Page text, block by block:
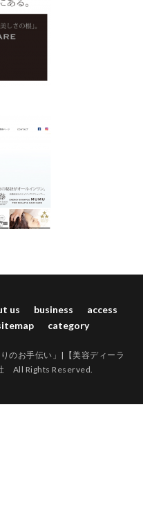
us business
access
category
のお手伝い」|【美容ディーラ
All Rights Reserved.